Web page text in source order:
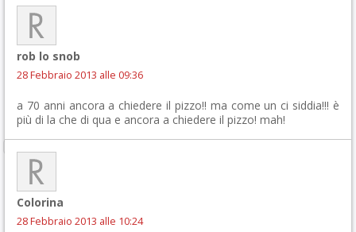
rob lo snob
28 Febbraio 2013 alle 09:36
a 70 anni ancora a chiedere il pizzo!! ma come un ci siddia!!! è
più di la che di qua e ancora a chiedere il pizzo! mah!
Colorina
28 Febbraio 2013 alle 10:24